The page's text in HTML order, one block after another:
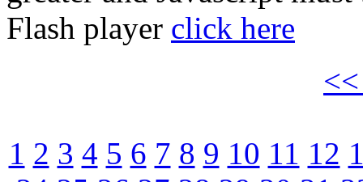
Flash player click here
1 2 3 4 5 6 7 8 9 10 11 12